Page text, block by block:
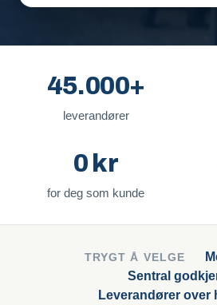
45.000+
leverandører
0 kr
for deg som kunde
TRYGT Å VELGE
Sentral
Leverandører over